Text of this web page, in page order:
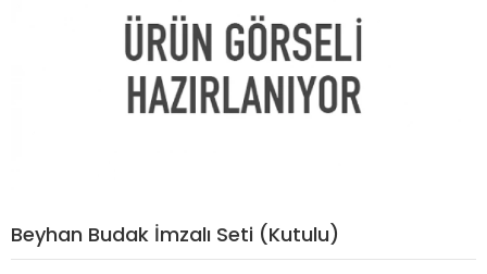
Beyhan Budak İmzalı Seti (Kutulu)